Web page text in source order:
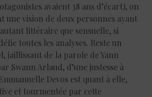
avaient 38 ans d’écart), on
une vision de deux personnes ayant
littéraire que sensuelle, si
toutes les analyses. Reste un
jaillissant de la parole de Yann
Swann Arlaud, d’une justesse à
Devos est quant à elle,
et tourmentée par cette